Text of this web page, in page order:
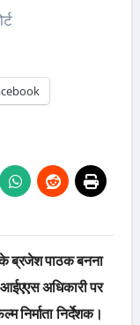
ब्रजेश पाठक बनना
अधिकारी पर
निर्माता निर्देशक।